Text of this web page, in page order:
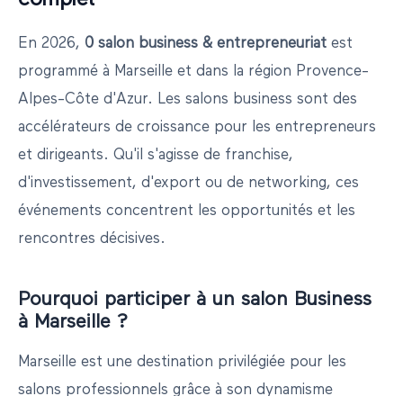
En 2026, 0 salon business & entrepreneuriat est
programmé à Marseille et dans la région Provence-
Alpes-Côte d'Azur. Les salons business sont des
accélérateurs de croissance pour les entrepreneurs
et dirigeants. Qu'il s'agisse de franchise,
d'investissement, d'export ou de networking, ces
événements concentrent les opportunités et les
rencontres décisives.
Pourquoi participer à un salon Business
à Marseille ?
Marseille est une destination privilégiée pour les
salons professionnels grâce à son dynamisme